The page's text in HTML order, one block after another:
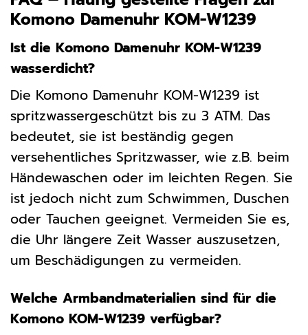
Komono Damenuhr KOM-W1239
Ist die Komono Damenuhr KOM-W1239
wasserdicht?
Die Komono Damenuhr KOM-W1239 ist
spritzwassergeschützt bis zu 3 ATM. Das
bedeutet, sie ist beständig gegen
versehentliches Spritzwasser, wie z.B. beim
Händewaschen oder im leichten Regen. Sie
ist jedoch nicht zum Schwimmen, Duschen
oder Tauchen geeignet. Vermeiden Sie es,
die Uhr längere Zeit Wasser auszusetzen,
um Beschädigungen zu vermeiden.
Welche Armbandmaterialien sind für die
Komono KOM-W1239 verfügbar?